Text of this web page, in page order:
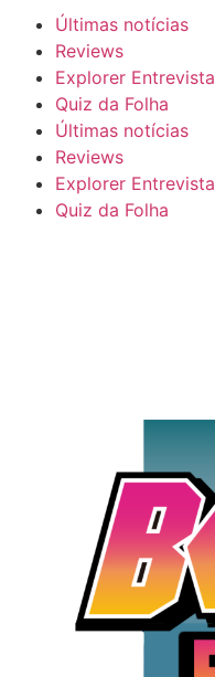
Últimas notícias
Reviews
Explorer Entrevista
Quiz da Folha
Últimas notícias
Reviews
Explorer Entrevista
Quiz da Folha